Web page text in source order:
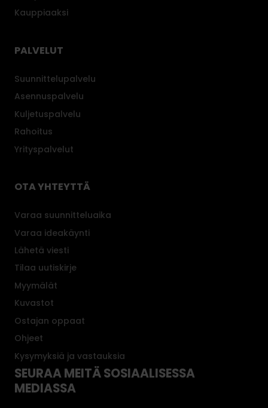
Kauppiaaksi
PALVELUT
Suunnittelupalvelu
Asennuspalvelu
Kuljetuspalvelu
Rahoitus
Yrityspalvelut
OTA YHTEYTTÄ
Varaa suunnitteluaika
Varaa ideakäynti
Lähetä viesti
Tilaa uutiskirje
Myymälät
Kuvastot
Ostajan oppaat
Ohjeet
Kysymyksiä ja vastauksia
SEURAA MEITÄ SOSIAALISESSA
MEDIASSA